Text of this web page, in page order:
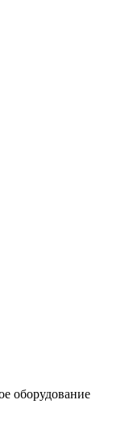
оборудование